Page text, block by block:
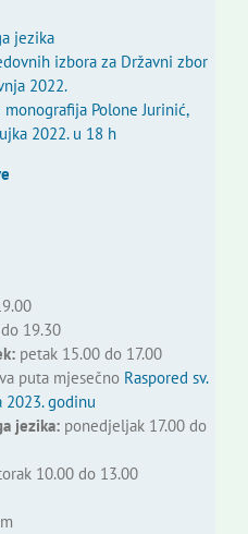
jezika
izbora za Državni zbor
2022.
Polone Jurinić,
2022. u 18 h
19.30
petak 15.00 do 17.00
puta mjesečno Raspored sv.
2023. godinu
jezika:ponedjeljak 17.00 do
10.00 do 13.00